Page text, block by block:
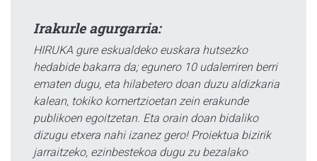
Irakurle agurgarria:
HIRUKA gure eskualdeko euskara hutsezko
hedabide bakarra da; egunero 10 udalerriren berri
ematen dugu, eta hilabetero doan duzu aldizkaria
kalean, tokiko komertzioetan zein erakunde
publikoen egoitzetan. Eta orain doan bidaliko
dizugu etxera nahi izanez gero! Proiektua bizirik
jarraitzeko, ezinbestekoa dugu zu bezalako